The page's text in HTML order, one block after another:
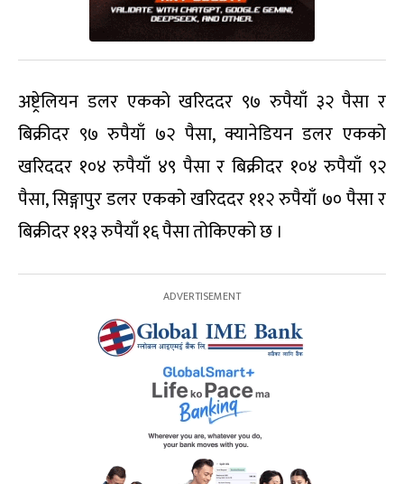
अष्ट्रेलियन डलर एकको खरिददर ९७ रुपैयाँ ३२ पैसा र
बिक्रीदर ९७ रुपैयाँ ७२ पैसा, क्यानेडियन डलर एकको
खरिददर १०४ रुपैयाँ ४९ पैसा र बिक्रीदर १०४ रुपैयाँ ९२
पैसा, सिङ्गापुर डलर एकको खरिददर ११२ रुपैयाँ ७० पैसा र
बिक्रीदर ११३ रुपैयाँ १६ पैसा तोकिएको छ ।